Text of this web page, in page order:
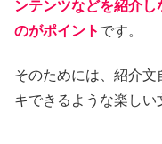
ンテンツなどを紹介
のがポイント です。
そのためには、紹介
キできるような楽しい